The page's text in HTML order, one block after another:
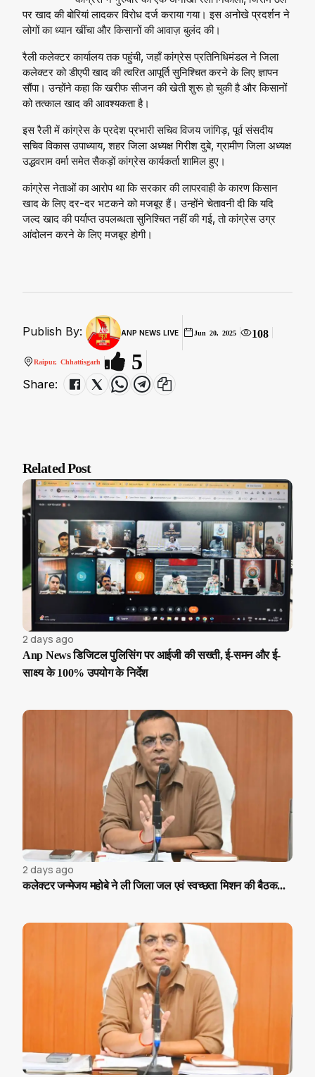
पर खाद की बोरियां लादकर विरोध दर्ज कराया गया। इस अनोखे प्रदर्शन ने
लोगों का ध्यान खींचा और किसानों की आवाज़ बुलंद की।
रैली कलेक्टर कार्यालय तक पहुंची, जहाँ कांग्रेस प्रतिनिधिमंडल ने जिला
कलेक्टर को डीएपी खाद की त्वरित आपूर्ति सुनिश्चित करने के लिए ज्ञापन
सौंपा। उन्होंने कहा कि खरीफ सीजन की खेती शुरू हो चुकी है और किसानों
को तत्काल खाद की आवश्यकता है।
इस रैली में कांग्रेस के प्रदेश प्रभारी सचिव विजय जांगिड़, पूर्व संसदीय
सचिव विकास उपाध्याय, शहर जिला अध्यक्ष गिरीश दुबे, ग्रामीण जिला अध्यक्ष
उद्धवराम वर्मा समेत सैकड़ों कांग्रेस कार्यकर्ता शामिल हुए।
कांग्रेस नेताओं का आरोप था कि सरकार की लापरवाही के कारण किसान
खाद के लिए दर-दर भटकने को मजबूर हैं। उन्होंने चेतावनी दी कि यदि
जल्द खाद की पर्याप्त उपलब्धता सुनिश्चित नहीं की गई, तो कांग्रेस उग्र
आंदोलन करने के लिए मजबूर होगी।
Publish By: ANP NEWS LIVE Jun 20, 2025 108
Raipur, Chhattisgarh 5
Share:
Related Post
2 days ago
Anp News डिजिटल पुलिसिंग पर आईजी की सख्ती, ई-समन और ई-
साक्ष्य के 100% उपयोग के निर्देश
2 days ago
कलेक्टर जन्मेजय महोबे ने ली जिला जल एवं स्वच्छता मिशन की बैठक...